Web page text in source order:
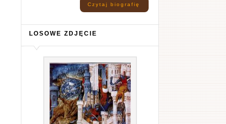
Czytaj biografię
LOSOWE ZDJĘCIE